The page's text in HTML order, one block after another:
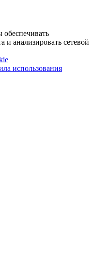
и анализировать сетевой
использования